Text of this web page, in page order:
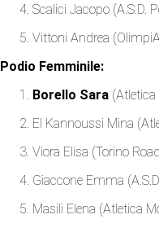
Scalici Jacopo (A.S.D.
Vittoni Andrea
Podio Femminile:
Borello Sara (Atletica
El Kannoussi Mina
Viora Elisa (Torino
Giaccone Emma
Masili Elena (Atletica